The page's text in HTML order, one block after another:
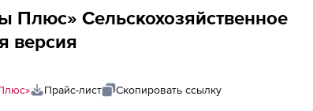
Сельскохозяйственное
версия
Прайс-лист Скопировать ссылку